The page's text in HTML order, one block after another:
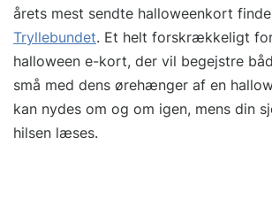
årets mest sendte halloweenkort
Tryllebundet. Et helt forskrækkeligt
halloween e-kort, der vil begejstre
små med dens ørehænger af en
kan nydes om og om igen, mens din
hilsen læses.